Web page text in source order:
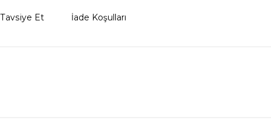
Tavsiye Et İade Koşulları